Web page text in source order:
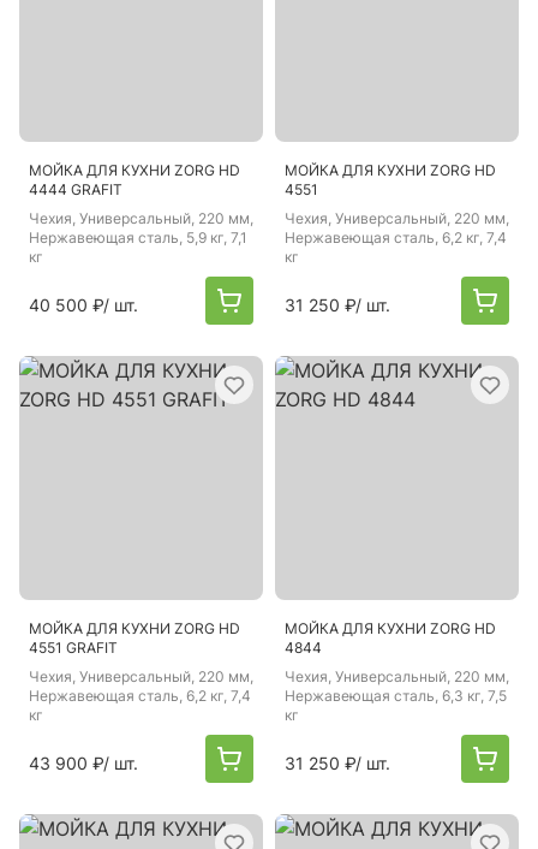
МОЙКА ДЛЯ КУХНИ ZORG HD
4444 GRAFIT
Чехия, Универсальный, 220 мм,
Нержавеющая сталь, 5,9 кг, 7,1
кг
40 500 ₽/ шт.
МОЙКА ДЛЯ КУХНИ ZORG HD
4551
Чехия, Универсальный, 220 мм,
Нержавеющая сталь, 6,2 кг, 7,4
кг
31 250 ₽/ шт.
МОЙКА ДЛЯ КУХНИ ZORG HD
4551 GRAFIT
Чехия, Универсальный, 220 мм,
Нержавеющая сталь, 6,2 кг, 7,4
кг
43 900 ₽/ шт.
МОЙКА ДЛЯ КУХНИ ZORG HD
4844
Чехия, Универсальный, 220 мм,
Нержавеющая сталь, 6,3 кг, 7,5
кг
31 250 ₽/ шт.